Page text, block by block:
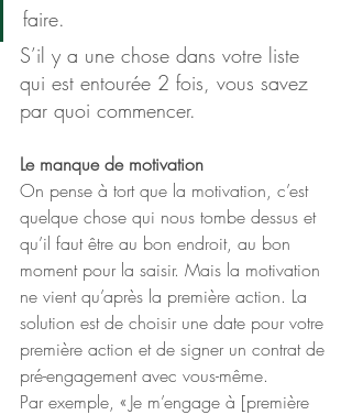
faire.
S’il y a une chose dans votre liste
qui est entourée 2 fois, vous savez
par quoi commencer.
Le manque de motivation
On pense à tort que la motivation, c’est
quelque chose qui nous tombe dessus et
qu’il faut être au bon endroit, au bon
moment pour la saisir. Mais la motivation
ne vient qu’après la première action. La
solution est de choisir une date pour votre
première action et de signer un contrat de
pré-engagement avec vous-même.
Par exemple, « Je m’engage à [première